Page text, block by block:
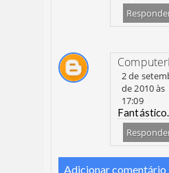
2 de
de 2010 às
17:09
Fantástico.
Adicionar comentário